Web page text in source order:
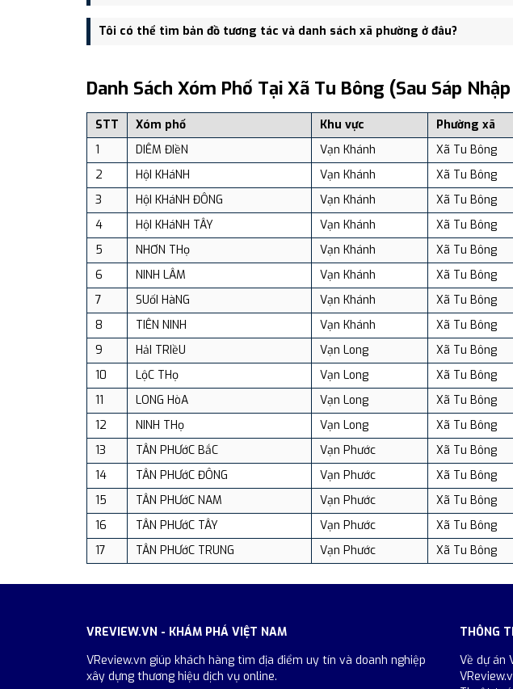
Xã Tu Bông có Diện tích: 99.60 km², Dân số: 29,751 người, Mật độ dân số:
Tôi có thể tìm bản đồ tương tác và danh sách xã phường ở đâu?
dịch vụ và du lịch uy tín tại Việt Nam.
Danh Sách Xóm Phố Tại Xã Tu Bông (sau Sáp
STT Xóm phố Khu vực Phường xã
1
DIÊM ĐIềN Vạn Khánh Xã Tu Bông
2
HộI KHáNH Vạn Khánh Xã Tu Bông
3
HộI KHáNH ĐÔNG Vạn Khánh Xã Tu Bông
4
HộI KHáNH TÂY Vạn Khánh Xã Tu Bông
5
NHƠN THọ Vạn Khánh Xã Tu Bông
6
NINH LÂM Vạn Khánh Xã Tu Bông
7
SUốI HàNG Vạn Khánh Xã Tu Bông
8
TIÊN NINH Vạn Khánh Xã Tu Bông
9
HảI TRIềU Vạn Long Xã Tu Bông
10
LộC THọ Vạn Long Xã Tu Bông
11
LONG HòA Vạn Long Xã Tu Bông
12
NINH THọ Vạn Long Xã Tu Bông
13
TÂN PHƯớC BắC Vạn Phước Xã Tu Bông
14
TÂN PHƯớC ĐÔNG Vạn Phước Xã Tu Bông
15
TÂN PHƯớC NAM Vạn Phước Xã Tu Bông
16
TÂN PHƯớC TÂY Vạn Phước Xã Tu Bông
17
TÂN PHƯớC TRUNG Vạn Phước Xã Tu Bông
VREVIEW.VN - KHÁM PHÁ VIỆT NAM
VReview.vn giúp khách hàng tìm địa điểm uy tín và doanh nghiệp
xây dựng thương hiệu dịch vụ online.
THÔNG
Về dự án